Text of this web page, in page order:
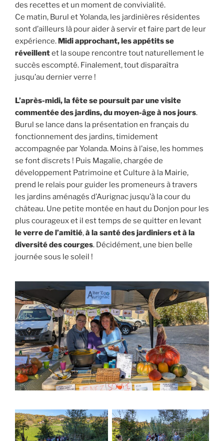
des recettes et un moment de convivialité.
Ce matin, Burul et Yolanda, les jardinières résidentes
sont d’ailleurs là pour aider à servir et faire part de leur
expérience. Midi approchant, les appétits se
réveillentet la soupe rencontre tout naturellement le
succès escompté. Finalement, tout disparaîtra
jusqu’au dernier verre !
L’après-midi, la fête se poursuit par une visite
commentée des jardins, du moyen-âge à nos jours.
Burul se lance dans la présentation en français du
fonctionnement des jardins, timidement
accompagnée par Yolanda. Moins à l’aise, les hommes
se font discrets ! Puis Magalie, chargée de
développement Patrimoine et Culture à la Mairie,
prend le relais pour guider les promeneurs à travers
les jardins aménagés d’Aurignac jusqu’à la cour du
château. Une petite montée en haut du Donjon pour les
plus courageux et il est temps de se quitter en levant
le verre de l’amitié,à la santé des jardiniers et à la
diversité des courges. Décidément, une bien belle
journée sous le soleil !